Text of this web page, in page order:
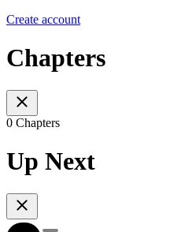
Create account
Chapters
0 Chapters
Up Next